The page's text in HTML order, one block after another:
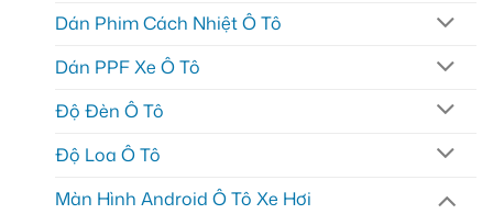
Dán Phim Cách Nhiệt Ô Tô
Dán PPF Xe Ô Tô
Độ Đèn Ô Tô
Độ Loa Ô Tô
Màn Hình Android Ô Tô Xe Hơi